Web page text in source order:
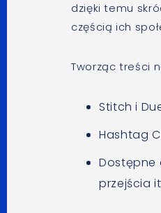
dzięki temu
częścią ich
Tworząc treści
Stitch i
Hashtag
Dostępne
przejścia